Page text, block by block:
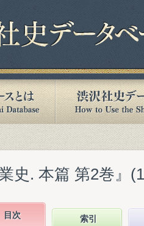
史. 本篇 第2巻』
目次 索引